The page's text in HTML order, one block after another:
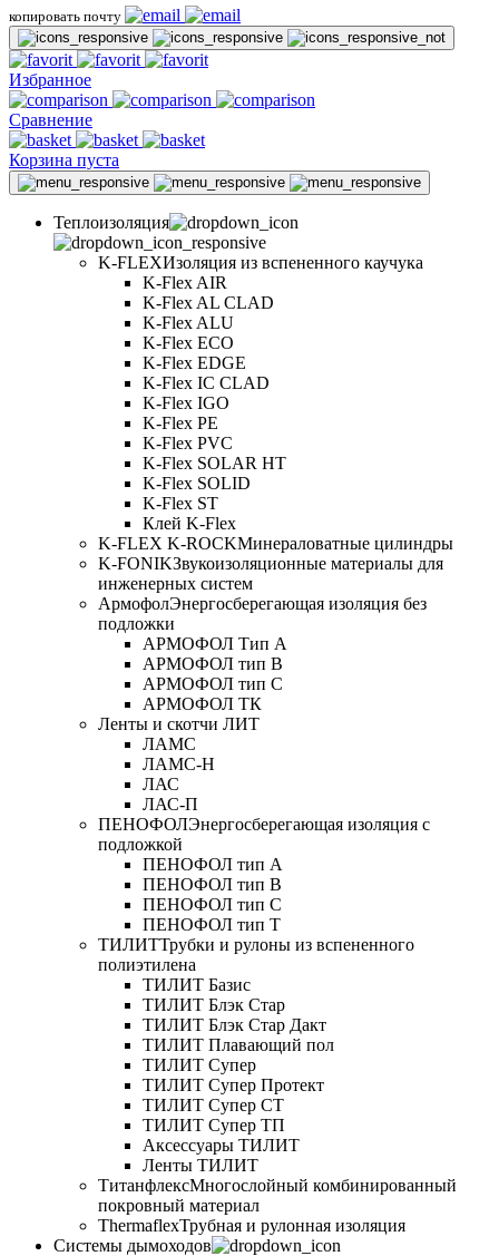
копировать почту
Избранное
Сравнение
Корзина пуста
Теплоизоляция
K-FLEXИзоляция из вспененного каучука
K-Flex AIR
K-Flex AL CLAD
K-Flex ALU
K-Flex ECO
K-Flex EDGE
K-Flex IC CLAD
K-Flex IGO
K-Flex PE
K-Flex PVC
K-Flex SOLAR HT
K-Flex SOLID
K-Flex ST
Клей K-Flex
K-FLEX K-ROCKМинераловатные цилиндры
K-FONIKЗвукоизоляционные материалы для
инженерных систем
АрмофолЭнергосберегающая изоляция без
подложки
АРМОФОЛ Тип А
АРМОФОЛ тип В
АРМОФОЛ тип C
АРМОФОЛ ТК
Ленты и скотчи ЛИТ
ЛАМС
ЛАМС-Н
ЛАС
ЛАС-П
ПЕНОФОЛЭнергосберегающая изоляция с
подложкой
ПЕНОФОЛ тип А
ПЕНОФОЛ тип B
ПЕНОФОЛ тип C
ПЕНОФОЛ тип T
ТИЛИТТрубки и рулоны из вспененного
полиэтилена
ТИЛИТ Базис
ТИЛИТ Блэк Стар
ТИЛИТ Блэк Стар Дакт
ТИЛИТ Плавающий пол
ТИЛИТ Супер
ТИЛИТ Супер Протект
ТИЛИТ Супер СТ
ТИЛИТ Супер ТП
Аксессуары ТИЛИТ
Ленты ТИЛИТ
ТитанфлексМногослойный комбинированный
покровный материал
ThermaflexТрубная и рулонная изоляция
Cистемы дымоходов